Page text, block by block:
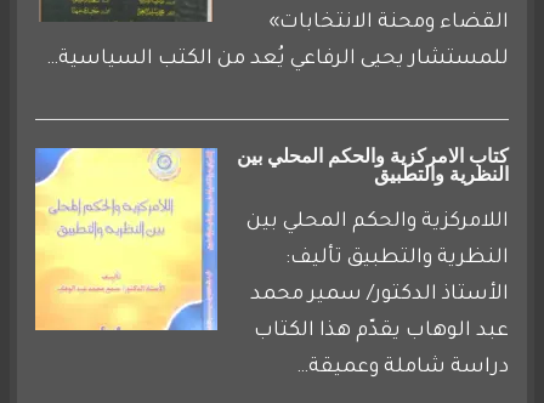
القضاء ومحنة الانتخابات»
للمستشار يحيى الرفاعي يُعد من الكتب السياسية…
كتاب الامركزية والحكم المحلي بين
النظرية والتطبيق
اللامركزية والحكم المحلي بين
النظرية والتطبيق تأليف:
الأستاذ الدكتور/ سمير محمد
عبد الوهاب يقدّم هذا الكتاب
دراسة شاملة وعميقة…